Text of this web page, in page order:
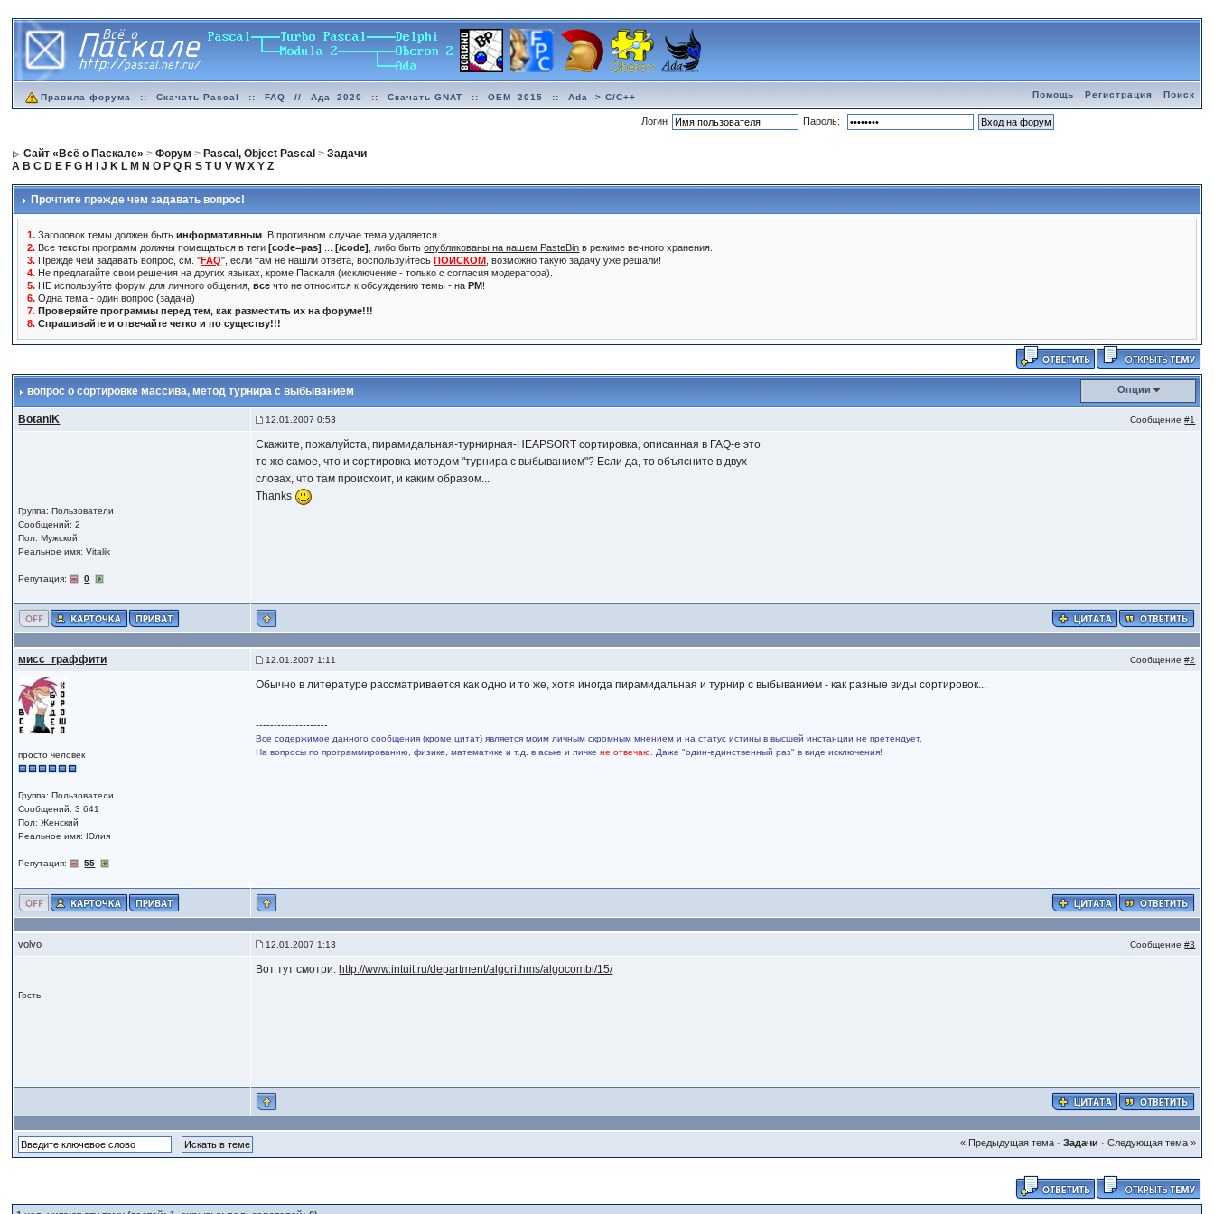
Правила форума :: Скачать Pascal :: FAQ // Ада–2020 :: Скачать GNAT :: OEM–2015 :: Ada -> C/C++ Помощь Регистрация Поиск
Логин Пароль:
Сайт «Всё о Паскале» >Форум > Pascal, Object Pascal >Задачи
A B C D E F G H J K L M N O P Q R S T U V W X Y Z
Прочтите прежде чем задавать вопрос!
1. Заголовок темы должен бытьинформативным . В противном случае тема удаляется ...
2. Все тексты программ должны помещаться в теги[code=pas] ...[/code] , либо бытьопубликованы на нашем PasteBin в режиме вечного хранения.
3. Прежде чем задавать вопрос, см. "FAQ", если там не нашли ответа, воспользуйтесьПОИСКОМ , возможно такую задачу уже решали!
4. Не предлагайте свои решения на других языках, кроме Паскаля (исключение - только с согласия модератора).
5. НЕ используйте форум для личного общения,все что не относится к обсуждению темы - наPM!
6. Одна тема - один вопрос (задача)
7. Проверяйте программы перед тем, как разместить их на форуме!!!
8. Спрашивайте и отвечайте четко и по существу!!!
вопрос о сортировке массива, метод турнира с выбыванием Опции
BotaniK 12.01.2007 0:53 Сообщение#1
Группа: Пользователи
Сообщений: 2
Пол: Мужской
Реальное имя: Vitalik
Репутация: 0
Скажите, пожалуйста, пирамидальная-турнирная-HEAPSORT сортировка, описанная в FAQ-е это
то же самое, что и сортировка методом "турнира с выбыванием"? Если да, то объясните в двух
словах, что там происхоит, и каким образом...
Thanks
мисс_граффити 12.01.2007 1:11 Сообщение#2
просто человек
Группа: Пользователи
Сообщений: 3 641
Пол: Женский
Реальное имя: Юлия
Репутация: 55
Обычно в литературе рассматривается как одно и то же, хотя иногда пирамидальная и турнир с выбыванием - как разные виды сортировок...
--------------------
Все содержимое данного сообщения (кроме цитат) является моим личным скромным мнением и на статус истины в высшей инстанции не претендует.
На вопросы по программированию, физике, математике и т.д. в аське и личкене отвечаю. Даже "один-единственный раз" в виде исключения!
volvo 12.01.2007 1:13 Сообщение#3
Гость
Вот тут смотри: http://www.intuit.ru/department/algorithms/algocombi/15/
« Предыдущая тема· Задачи · Следующая тема »